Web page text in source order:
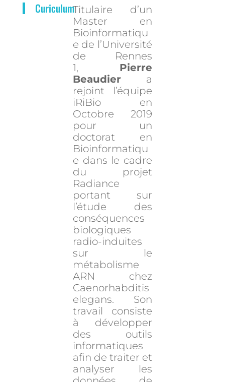
CuriculumTitulaire d’un
Master en
Bioinformatiqu
e de l’Université
de Rennes
1,
Pierre
Beaudier
a
rejoint l’équipe
iRiBio en
Octobre 2019
pour un
doctorat en
Bioinformatiqu
e dans le cadre
du projet
Radiance
portant sur
l’étude des
conséquences
biologiques
radio-induites
sur le
métabolisme
ARN chez
Caenorhabditis
elegans. Son
travail consiste
à développer
des outils
informatiques
afin de traiter et
analyser les